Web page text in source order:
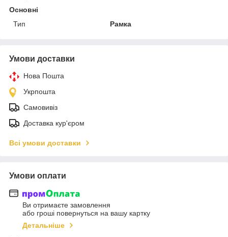
Основні
Тип
Рамка
Умови доставки
Нова Пошта
Укрпошта
Самовивіз
Доставка кур'єром
Всі умови доставки
Умови оплати
Ви отримаєте замовлення
або гроші повернуться на вашу картку
Детальніше